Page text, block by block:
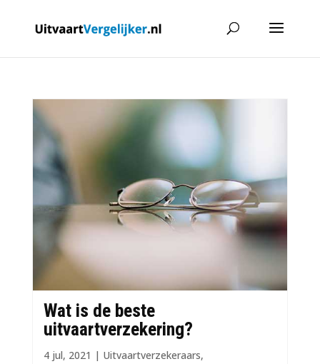
Wat is de beste
uitvaartverzekering?
4 jul, 2021 | Uitvaartverzekeraars,